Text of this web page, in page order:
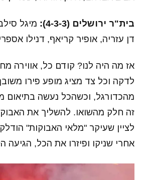
בית"ר ירושלים (4-3-3):
מיגל
דן עזריה, אופיר קריאף, דנילו
אז מה היה לנו? קודם כל, אווירה
לדקה וכל צד מציג מופע פירו
מהכדורגל, וכשהכל נעשה בתיאום
זה חלק מהשואו. להשליך את
לציין שעיקר "מלאי האבוקות"
אחרי שניקו ופיזרו את הכל, הגיעה